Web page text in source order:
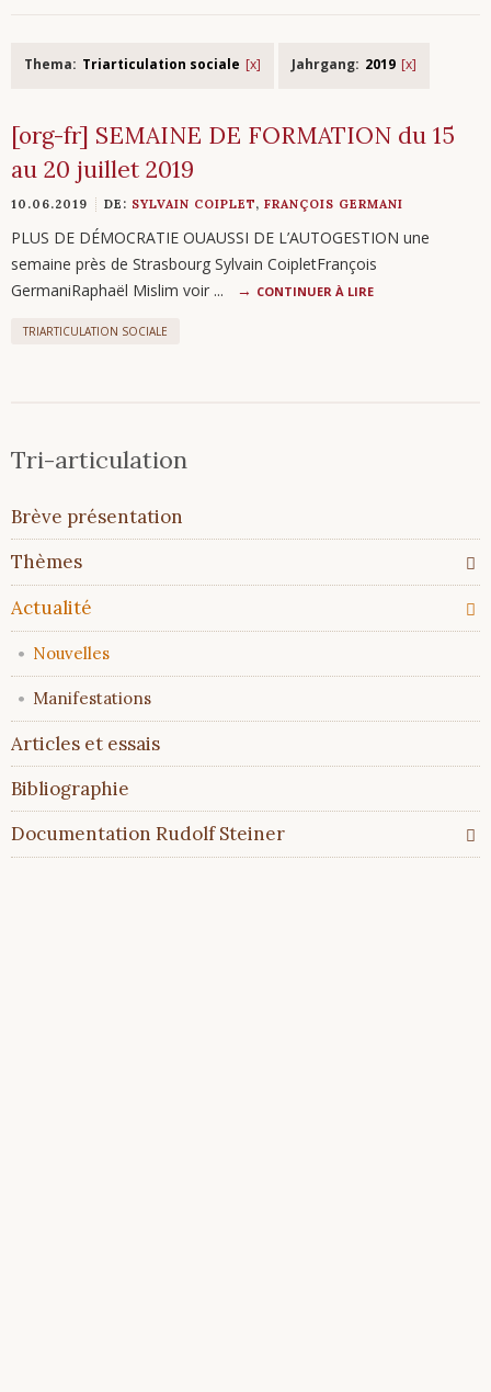
Thema: Triarticulation sociale Jahrgang: 2019
[org-fr] SEMAINE DE FORMATION du 15
au 20 juillet 2019
10.06.2019 DE: SYLVAIN COIPLET, FRANÇOIS GERMANI
PLUS DE DÉMOCRATIE OUAUSSI DE L’AUTOGESTION une
semaine près de Strasbourg Sylvain CoipletFrançois
GermaniRaphaël Mislim voir ...
CONTINUER À LIRE
TRIARTICULATION SOCIALE
Tri-articulation
Aller
au
contenu
Brève présentation
Thèmes
Actualité
Nouvelles
Manifestations
Articles et essais
Bibliographie
Documentation Rudolf Steiner